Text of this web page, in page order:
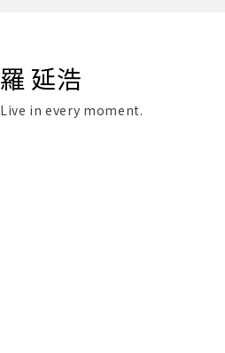
羅 延浩
Live in every moment.